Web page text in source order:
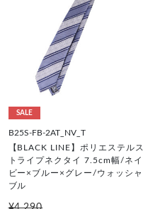
SALE
B25S-FB-2AT_NV_T
【BLACK LINE】ポリエステルス
トライプネクタイ 7.5cm幅/ネイ
ビー×ブルー×グレー/ウォッシャ
ブル